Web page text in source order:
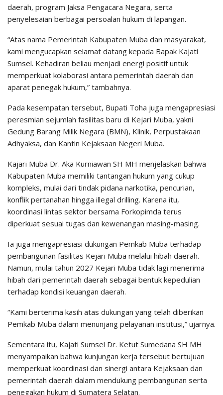
daerah, program Jaksa Pengacara Negara, serta
penyelesaian berbagai persoalan hukum di lapangan.
“Atas nama Pemerintah Kabupaten Muba dan masyarakat,
kami mengucapkan selamat datang kepada Bapak Kajati
Sumsel. Kehadiran beliau menjadi energi positif untuk
memperkuat kolaborasi antara pemerintah daerah dan
aparat penegak hukum,” tambahnya.
Pada kesempatan tersebut, Bupati Toha juga mengapresiasi
peresmian sejumlah fasilitas baru di Kejari Muba, yakni
Gedung Barang Milik Negara (BMN), Klinik, Perpustakaan
Adhyaksa, dan Kantin Kejaksaan Negeri Muba.
Kajari Muba Dr. Aka Kurniawan SH MH menjelaskan bahwa
Kabupaten Muba memiliki tantangan hukum yang cukup
kompleks, mulai dari tindak pidana narkotika, pencurian,
konflik pertanahan hingga illegal drilling. Karena itu,
koordinasi lintas sektor bersama Forkopimda terus
diperkuat sesuai tugas dan kewenangan masing-masing.
Ia juga mengapresiasi dukungan Pemkab Muba terhadap
pembangunan fasilitas Kejari Muba melalui hibah daerah.
Namun, mulai tahun 2027 Kejari Muba tidak lagi menerima
hibah dari pemerintah daerah sebagai bentuk kepedulian
terhadap kondisi keuangan daerah.
“Kami berterima kasih atas dukungan yang telah diberikan
Pemkab Muba dalam menunjang pelayanan institusi,” ujarnya.
Sementara itu, Kajati Sumsel Dr. Ketut Sumedana SH MH
menyampaikan bahwa kunjungan kerja tersebut bertujuan
memperkuat koordinasi dan sinergi antara Kejaksaan dan
pemerintah daerah dalam mendukung pembangunan serta
penegakan hukum di Sumatera Selatan.